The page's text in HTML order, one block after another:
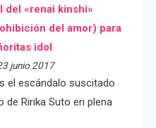
del «renai kinshi»
del amor) para
idol
junio 2017
el escándalo suscitado
Ririka Suto en plena